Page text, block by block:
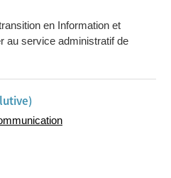
en Information et
au service administratif de